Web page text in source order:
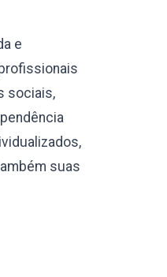
e
sociais,
suas